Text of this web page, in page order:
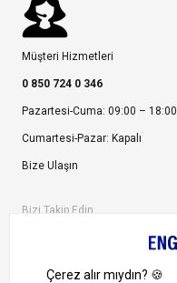
Müşteri Hizmetleri
0 850 724 0 346
Pazartesi-Cuma: 09:00 – 18:00
Cumartesi-Pazar: Kapalı
Bize Ulaşın
Bizi Takip Edin